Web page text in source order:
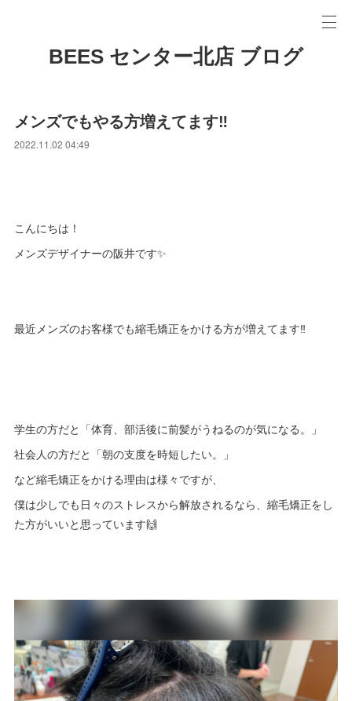
BEES センター北店 ブログ
メンズでもやる方増えてます‼️
2022.11.02 04:49
こんにちは！
メンズデザイナーの阪井です✨
最近メンズのお客様でも縮毛矯正をかける方が増えてます‼️
学生の方だと「体育、部活後に前髪がうねるのが気になる。」
社会人の方だと「朝の支度を時短したい。」
など縮毛矯正をかける理由は様々ですが、
僕は少しでも日々のストレスから解放されるなら、縮毛矯正をし
た方がいいと思っています🙌